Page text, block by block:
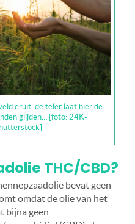
eruit, de teler laat hier de
glijden… [foto: 24K-
THC/CBD?
bevat geen
omdat de olie van het
bijna geen